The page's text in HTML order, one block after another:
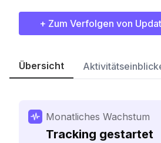
+ Zum Verfolgen von
Übersicht
Monatliches Wachstum
Tracking gestartet